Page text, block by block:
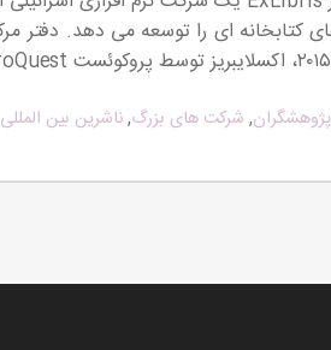
کتابخانه ­ای را توسعه می ­دهد.
پژوهشگران, شرکت های بزرگ,ناشرین بین المللی